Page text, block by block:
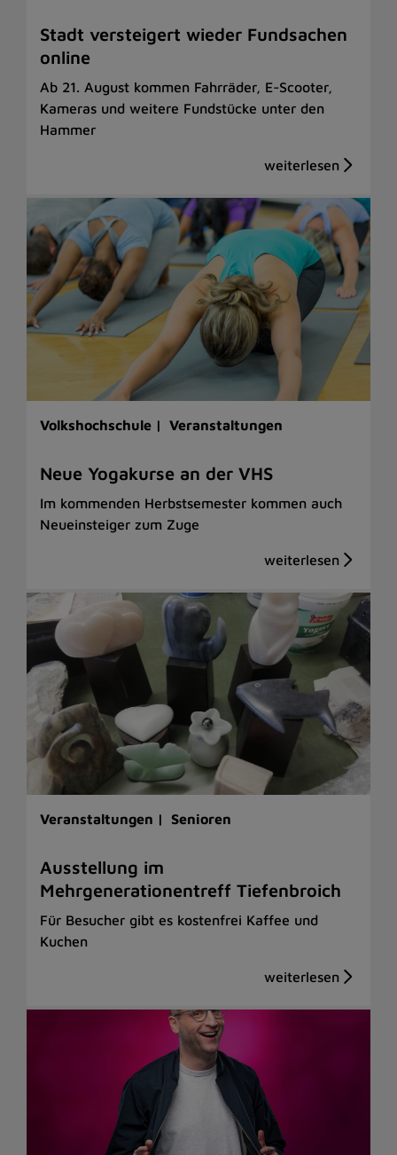
Stadt versteigert wieder Fundsachen
online
Ab 21. August kommen Fahrräder, E-Scooter,
Kameras und weitere Fundstücke unter den
Hammer
Volkshochschule | Veranstaltungen
Neue Yogakurse an der VHS
Im kommenden Herbstsemester kommen auch
Neueinsteiger zum Zuge
Veranstaltungen | Senioren
Ausstellung im
Mehrgenerationentreff Tiefenbroich
Für Besucher gibt es kostenfrei Kaffee und
Kuchen